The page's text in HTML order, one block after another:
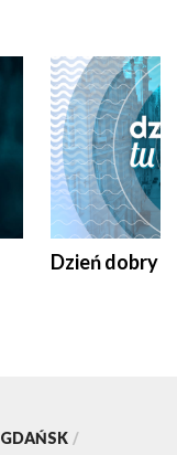
Dzień dobry
GDAŃSK /